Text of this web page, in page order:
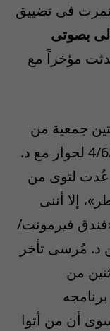
فى تضييق
بصوتى
مؤخراً مع
جمعية من
جمعيات حقوق الإنسان يوم 4/6/2012 لحوار مع د.
لتوى من
إلا أننى
فيرمونت/
د. مُرسى تأخر
من
أن من أتوا